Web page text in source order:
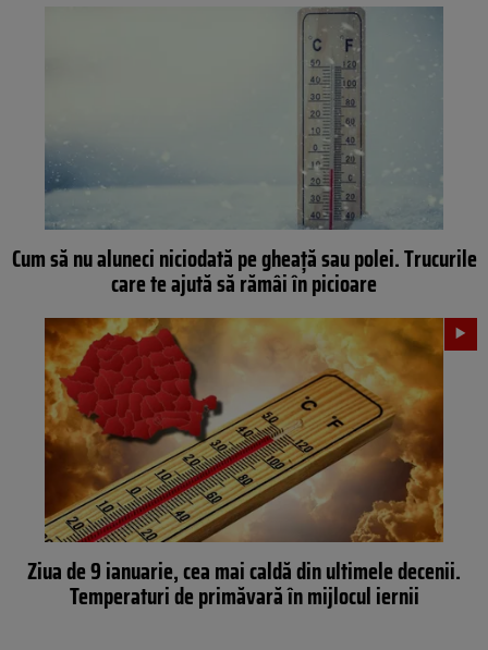
Cum să nu aluneci niciodată pe gheață sau polei. Trucurile
care te ajută să rămâi în picioare
Ziua de 9 ianuarie, cea mai caldă din ultimele decenii.
Temperaturi de primăvară în mijlocul iernii